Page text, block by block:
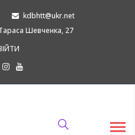
kdbhtt@ukr.net
Шевченка, 27